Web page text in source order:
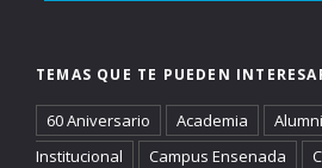
TEMAS QUE TE PUEDEN
60 Aniversario Academia Alumni
Institucional
Campus Ensenada